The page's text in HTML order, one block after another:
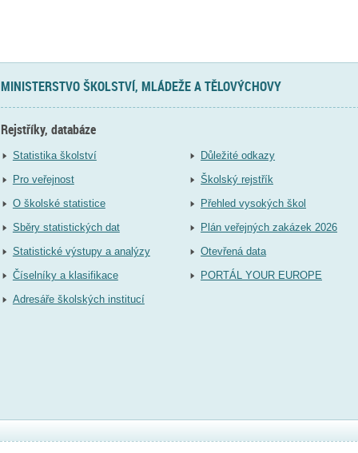
MINISTERSTVO ŠKOLSTVÍ, MLÁDEŽE A TĚLOVÝCHOVY
Rejstříky, databáze
Statistika školství
Pro veřejnost
O školské statistice
Sběry statistických dat
Statistické výstupy a analýzy
Číselníky a klasifikace
Adresáře školských institucí
Důležité odkazy
Školský rejstřík
Přehled vysokých škol
Plán veřejných zakázek 2026
Otevřená data
PORTÁL YOUR EUROPE